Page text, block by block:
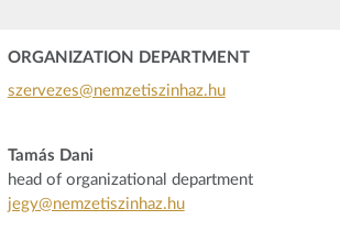
ORGANIZATION DEPARTMENT
szervezes@nemzetiszinhaz.hu
Tamás Dani
head of organizational department
jegy@nemzetiszinhaz.hu